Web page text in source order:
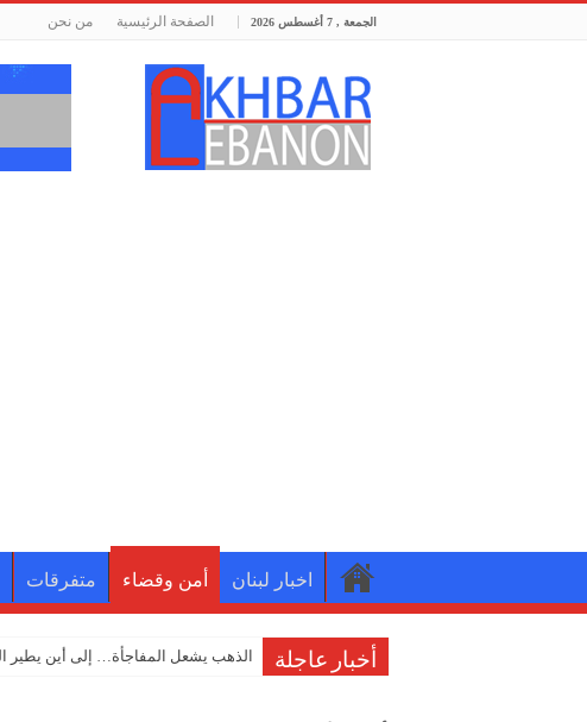
الجمعة , 7 أغسطس 2026 الصفحة الرئيسية من نحن
اخبار لبنان أمن وقضاء متفرقات
أخبار عاجلة الذهب يشعل المفاجأة… إلى أين يطير